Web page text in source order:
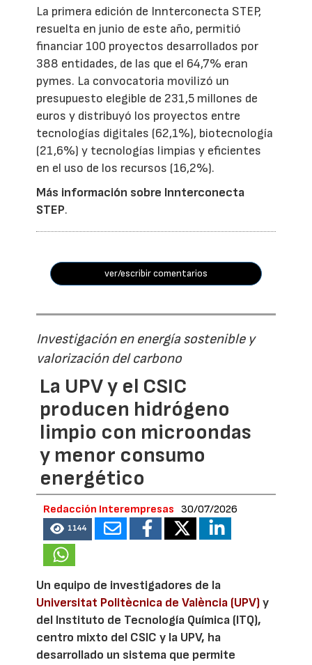
La primera edición de Innterconecta STEP,
resuelta en junio de este año, permitió
financiar 100 proyectos desarrollados por
388 entidades, de las que el 64,7% eran
pymes. La convocatoria movilizó un
presupuesto elegible de 231,5 millones de
euros y distribuyó los proyectos entre
tecnologías digitales (62,1%), biotecnología
(21,6%) y tecnologías limpias y eficientes
en el uso de los recursos (16,2%).
Más información sobre Innterconecta
STEP.
ver/escribir comentarios
Investigación en energía sostenible y
valorización del carbono
La UPV y el CSIC
producen hidrógeno
limpio con microondas
y menor consumo
energético
Redacción Interempresas 30/07/2026
1144
Un equipo de investigadores de la
Universitat Politècnica de València (UPV)y
del Instituto de Tecnología Química (ITQ),
centro mixto del CSIC y la UPV, ha
desarrollado un sistema que permite